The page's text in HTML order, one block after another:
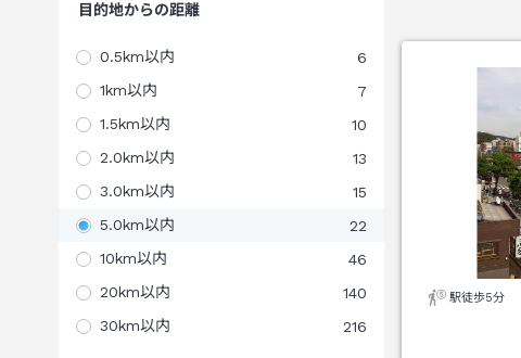
目的地からの距離
0.5km以内
6
1km以内
7
1.5km以内
10
2.0km以内
13
3.0km以内
15
5.0km以内
22
10km以内
46
20km以内
140
30km以内
216
駅徒歩5分